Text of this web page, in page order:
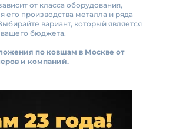
от класса оборудования,
его производства металла и ряда
вариант, который является
бюджета.
по ковшам в Москве от
и компаний.